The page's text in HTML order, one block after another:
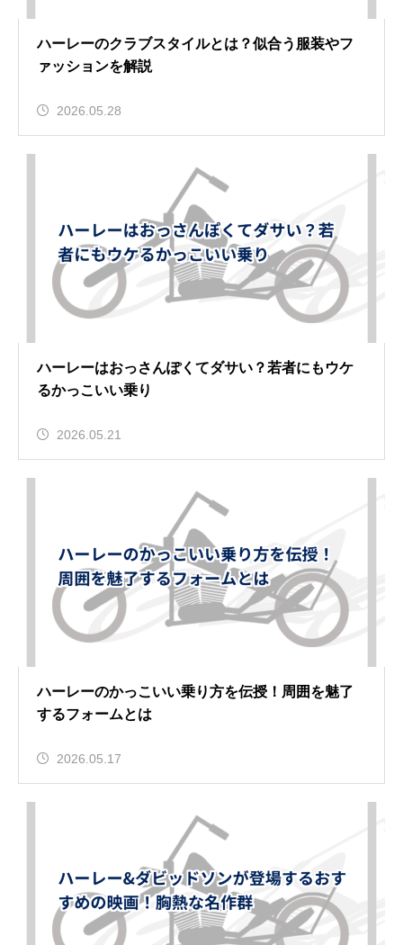
ハーレーのクラブスタイルとは？似合う服装やフ
ァッションを解説
2026.05.28
ハーレーはおっさんぽくてダサい？若者にもウケ
るかっこいい乗り
2026.05.21
ハーレーのかっこいい乗り方を伝授！周囲を魅了
するフォームとは
2026.05.17